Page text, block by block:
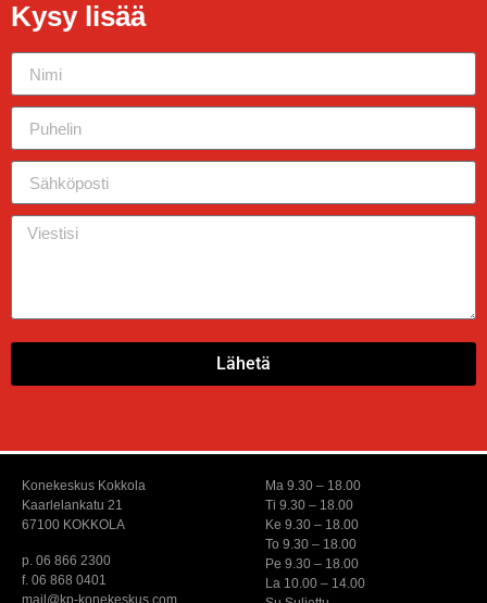
Kysy lisää
Lähetä
Konekeskus Kokkola
Kaarlelankatu 21
67100 KOKKOLA
p. 06 866 2300
f. 06 868 0401
mail@kp-konekeskus.com
Ma 9.30 – 18.00
Ti 9.30 – 18.00
Ke 9.30 – 18.00
To 9.30 – 18.00
Pe 9.30 – 18.00
La 10.00 – 14.00